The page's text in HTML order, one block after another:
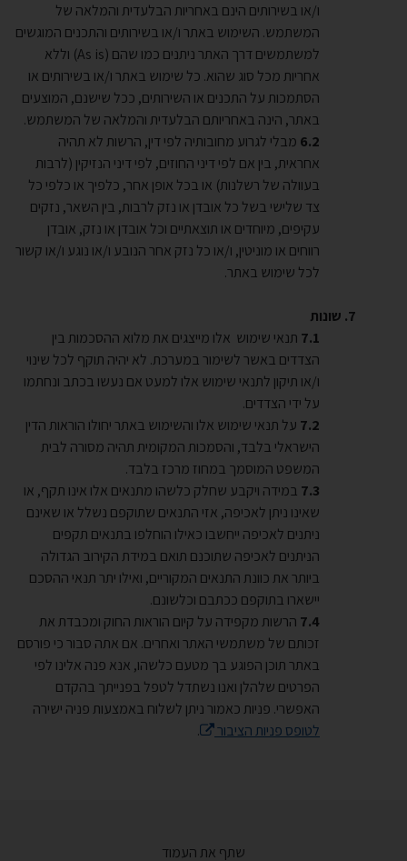
ו/או בשירותים הינם באחריות הבלעדית והמלאה של
המשתמש. השימוש באתר ו/או בשירותים והתכנים המוגשים
למשתמשים דרך האתר ניתנים כמו שהם (As is) וללא
אחריות מכל סוג שהוא. כל שימוש באתר ו/או בשירותים או
הסתמכות על התכנים או השירותים, ככל שישנם, המוצעים
באתר, הינה באחריותם הבלעדית והמלאה של המשתמש.
מבלי לגרוע מחובותיה לפי דין, הרשות לא תהיה
אחראית, בין אם לפי דיני החוזים, לפי דיני הנזיקין (לרבות
בעוולה של רשלנות) או בכל אופן אחר, כלפיך או כלפי כל
צד שלישי בשל כל אובדן או נזק לרבות, בין השאר, נזקים
עקיפים, מיוחדים או תוצאתיים וכל אובדן או נזק, אובדן
רווחים או מוניטין, ו/או כל נזק אחר הנובע ו/או נוגע ו/או קשור
לכל שימוש באתר.
שונות
תנאי שימוש אלו מייצגים את מלוא ההסכמות בין
הצדדים באשר לשימור במערכת. לא יהיה תוקף לכל שינוי
ו/או תיקון לתנאי שימוש אלו למעט אם נעשו בכתב ונחתמו
על ידי הצדדים.
על תנאי שימוש אלו והשימוש באתר יחולו הוראות הדין
הישראלי בלבד, והסמכות המקומית תהיה מסורה לבית
המשפט המוסמך במחוז מרכז בלבד.
במידה ויקבע שחלק כלשהו מתנאים אלו אינו תקף, או
שאינו ניתן לאכיפה, אזי התנאים שתוקפם נשלל או שאינם
ניתנים לאכיפה ייחשבו כאילו הוחלפו בתנאים תקפים
הניתנים לאכיפה שתוכנם תואם במידת הקירוב הגדולה
ביותר את כוונת התנאים המקוריים, ואילו יתר תנאי ההסכם
יישארו בתוקפם ככתבם וכלשונם.
הרשות מקפידה על קיום הוראות החוק ומכבדת את
זכותם של משתמשי האתר ואחרים. אם אתה סבור כי פורסם
באתר תוכן הפוגע בך מטעם כלשהו, אנא פנה אלינו לפי
הפרטים שלהלן ואנו נשתדל לטפל בפנייתך בהקדם
האפשרי. פניות כאמור ניתן לשלוח באמצעות פניה ישירה
לטופס פניות הציבור
.
שתף את העמוד